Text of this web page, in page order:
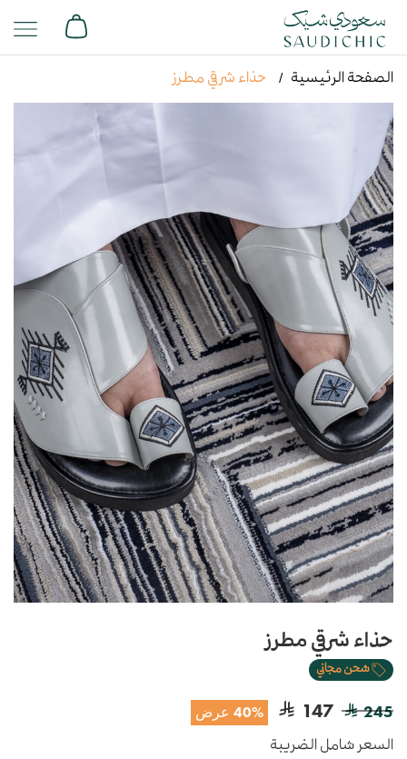
الصفحة الرئيسية حذاء شرقي مطرز
حذاء شرقي مطرز
شحن مجاني
245
147 40% عرض
السعر شامل الضريبة